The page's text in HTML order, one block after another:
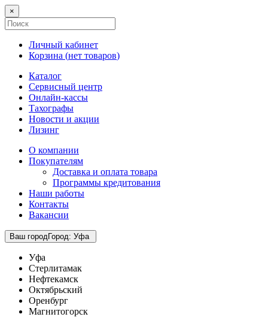
×
Личный кабинет
Корзина (нет товаров)
Каталог
Сервисный центр
Онлайн-кассы
Тахографы
Новости и акции
Лизинг
О компании
Покупателям
Доставка и оплата товара
Программы кредитования
Наши работы
Контакты
Вакансии
Ваш городГород: Уфа
Уфа
Стерлитамак
Нефтекамск
Октябрьский
Оренбург
Магнитогорск